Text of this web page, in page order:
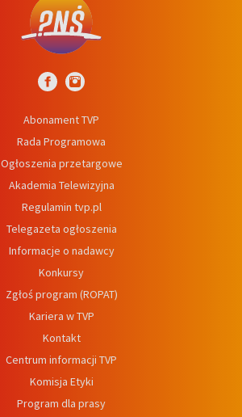
Abonament TVP
Rada Programowa
Ogłoszenia przetargowe
Akademia Telewizyjna
Regulamin tvp.pl
Telegazeta ogłoszenia
Informacje o nadawcy
Konkursy
Zgłoś program (ROPAT)
Kariera w TVP
Kontakt
Centrum informacji TVP
Komisja Etyki
Program dla prasy